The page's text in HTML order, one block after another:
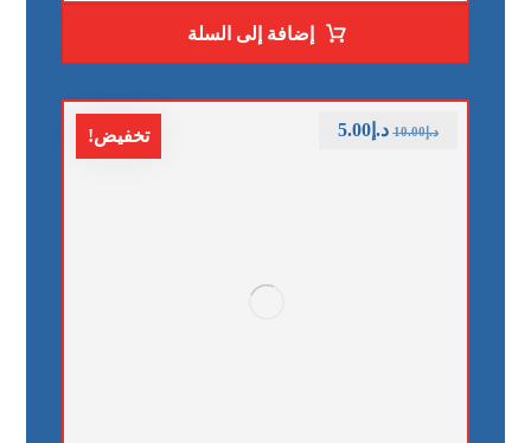
إضافة إلى السلة
تخفيض! د.إ10.00 د.إ5.00